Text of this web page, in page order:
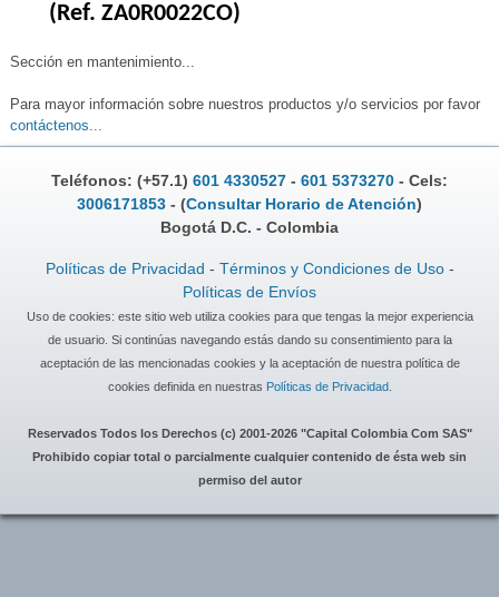
(Ref. ZA0R0022CO)
Sección en mantenimiento...
Para mayor información sobre nuestros productos y/o servicios por favor
contáctenos...
Teléfonos: (+57.1) 601 4330527 - 601 5373270 - Cels:
3006171853 - (Consultar Horario de Atención)
Bogotá D.C. - Colombia
Políticas de Privacidad - Términos y Condiciones de Uso-
Políticas de Envíos
Uso de cookies: este sitio web utiliza cookies para que tengas la mejor experiencia
de usuario. Si continúas navegando estás dando su consentimiento para la
aceptación de las mencionadas cookies y la aceptación de nuestra política de
cookies definida en nuestras Políticas de Privacidad.
Reservados Todos los Derechos (c) 2001-2026 "Capital Colombia Com SAS"
Prohibido copiar total o parcialmente cualquier contenido de ésta web sin
permiso del autor